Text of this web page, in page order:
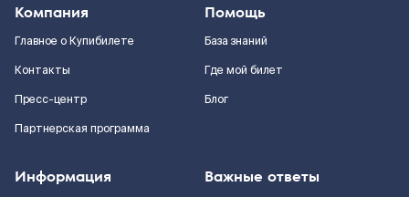
Компания
Главное о Купибилете
Контакты
Пресс-центр
Партнерская программа
Помощь
База знаний
Где мой билет
Блог
Информация Важные ответы